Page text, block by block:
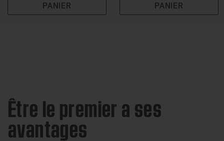
PANIER
PANIER
Être le premier a ses
avantages